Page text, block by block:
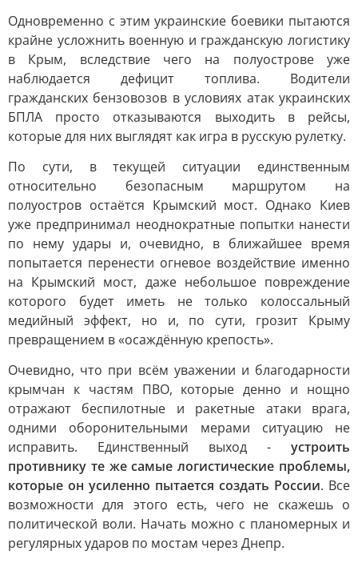
Одновременно с этим украинские боевики пытаются
крайне усложнить военную и гражданскую логистику
в Крым, вследствие чего на полуострове уже
наблюдается дефицит топлива. Водители
гражданских бензовозов в условиях атак украинских
БПЛА просто отказываются выходить в рейсы,
которые для них выглядят как игра в русскую рулетку.
По сути, в текущей ситуации единственным
относительно безопасным маршрутом на
полуостров остаётся Крымский мост. Однако Киев
уже предпринимал неоднократные попытки нанести
по нему удары и, очевидно, в ближайшее время
попытается перенести огневое воздействие именно
на Крымский мост, даже небольшое повреждение
которого будет иметь не только колоссальный
медийный эффект, но и, по сути, грозит Крыму
превращением в «осаждённую крепость».
Очевидно, что при всём уважении и благодарности
крымчан к частям ПВО, которые денно и нощно
отражают беспилотные и ракетные атаки врага,
одними оборонительными мерами ситуацию не
исправить. Единственный выход - устроить
противнику те же самые логистические проблемы,
которые он усиленно пытается создать России. Все
возможности для этого есть, чего не скажешь о
политической воли. Начать можно с планомерных и
регулярных ударов по мостам через Днепр.